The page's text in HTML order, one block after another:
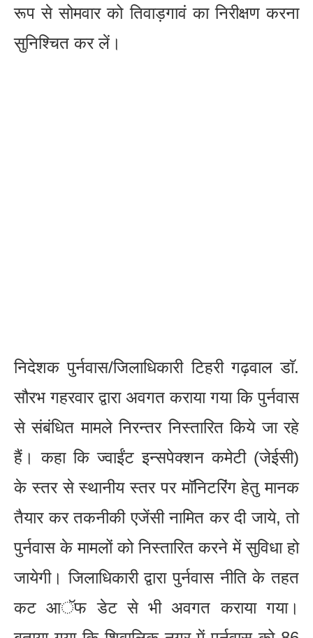
रूप से सोमवार को तिवाड़गावं का निरीक्षण करना
सुनिश्चित कर लें।
निदेशक पुर्नवास/जिलाधिकारी टिहरी गढ़वाल डाॅ.
सौरभ गहरवार द्वारा अवगत कराया गया कि पुर्नवास
से संबंधित मामले निरन्तर निस्तारित किये जा रहे
हैं। कहा कि ज्वाईंट इन्सपेक्शन कमेटी (जेईसी)
के स्तर से स्थानीय स्तर पर माॅनिटरिंग हेतु मानक
तैयार कर तकनीकी एजेंसी नामित कर दी जाये, तो
पुर्नवास के मामलों को निस्तारित करने में सुविधा हो
जायेगी। जिलाधिकारी द्वारा पुर्नवास नीति के तहत
कट आॅफ डेट से भी अवगत कराया गया।